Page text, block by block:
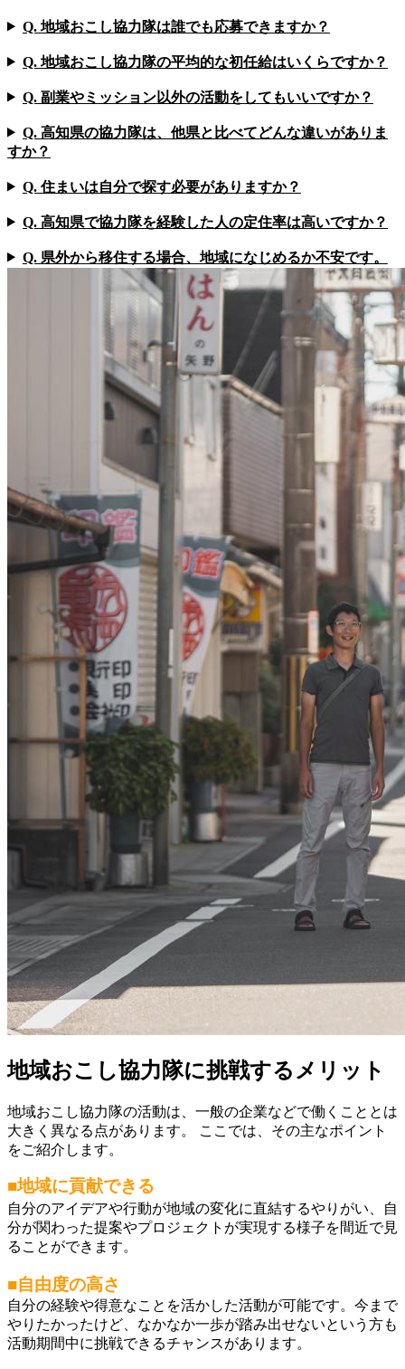
Q. 地域おこし協力隊は誰でも応募できますか？
Q. 地域おこし協力隊の平均的な初任給はいくらですか？
Q. 副業やミッション以外の活動をしてもいいですか？
Q. 高知県の協力隊は、他県と比べてどんな違いがありま
すか？
Q. 住まいは自分で探す必要がありますか？
Q. 高知県で協力隊を経験した人の定住率は高いですか？
Q. 県外から移住する場合、地域になじめるか不安です。
地域おこし協力隊に挑戦するメリット
地域おこし協力隊の活動は、一般の企業などで働くこととは
大きく異なる点があります。 ここでは、その主なポイント
をご紹介します。
■地域に貢献できる
自分のアイデアや行動が地域の変化に直結するやりがい、自
分が関わった提案やプロジェクトが実現する様子を間近で見
ることができます。
■自由度の高さ
自分の経験や得意なことを活かした活動が可能です。今まで
やりたかったけど、なかなか一歩が踏み出せないという方も
活動期間中に挑戦できるチャンスがあります。